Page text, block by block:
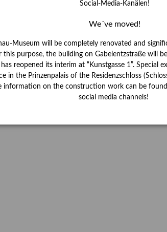
Social-Media-Kanälen!
We´ve moved!
Museum will be completely renovated and
this purpose, the building on Gabelentzstraße will
reopened its interim at “Kunstgasse 1”. Special
in the Prinzenpalais of the Residenzschloss
information on the construction work can be
social media channels!